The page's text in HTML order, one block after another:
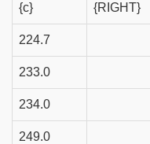
{c} {RIGHT}
224.7
233.0
234.0
249.0